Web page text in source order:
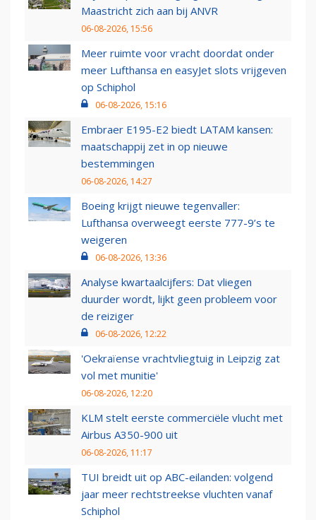
Maastricht zich aan bij ANVR
06-08-2026, 15:56
Meer ruimte voor vracht doordat onder
meer Lufthansa en easyJet slots vrijgeven
op Schiphol
06-08-2026, 15:16
Embraer E195-E2 biedt LATAM kansen:
maatschappij zet in op nieuwe
bestemmingen
06-08-2026, 14:27
Boeing krijgt nieuwe tegenvaller:
Lufthansa overweegt eerste 777-9’s te
weigeren
06-08-2026, 13:36
Analyse kwartaalcijfers: Dat vliegen
duurder wordt, lijkt geen probleem voor
de reiziger
06-08-2026, 12:22
'Oekraïense vrachtvliegtuig in Leipzig zat
vol met munitie'
06-08-2026, 12:20
KLM stelt eerste commerciële vlucht met
Airbus A350-900 uit
06-08-2026, 11:17
TUI breidt uit op ABC-eilanden: volgend
jaar meer rechtstreekse vluchten vanaf
Schiphol